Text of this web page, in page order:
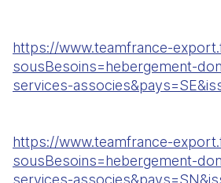
https://www.teamfrance-
sousBesoins=hebergement-
services-
https://www.teamfrance-
sousBesoins=hebergement-
services-